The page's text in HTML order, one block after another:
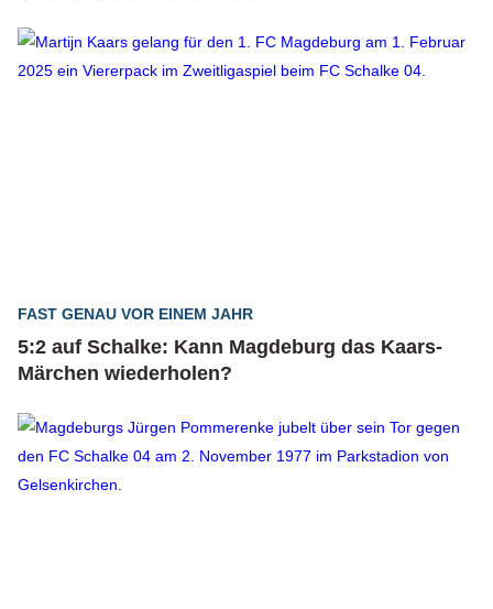
FAST GENAU VOR EINEM JAHR
5:2 auf Schalke: Kann Magdeburg das Kaars-
Märchen wiederholen?